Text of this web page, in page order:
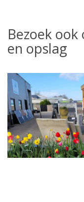
Bezoek
en opslag